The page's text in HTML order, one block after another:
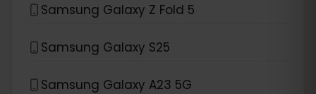
Samsung Galaxy Z Fold 5
Samsung Galaxy S25
Samsung Galaxy A23 5G